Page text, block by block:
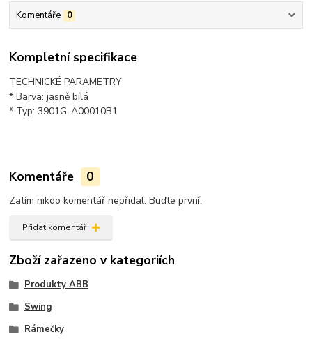
Komentáře 0
Kompletní specifikace
TECHNICKÉ PARAMETRY
* Barva: jasně bílá
* Typ: 3901G-A00010B1
Komentáře 0
Zatím nikdo komentář nepřidal. Buďte první.
Přidat komentář
Zboží zařazeno v kategoriích
Produkty ABB
Swing
Rámečky